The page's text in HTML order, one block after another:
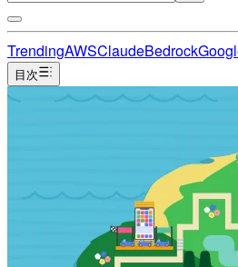
TrendingAWSClaudeBedrock
目次